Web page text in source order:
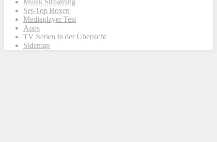
Musik Streaming
Set-Top Boxen
Mediaplayer Test
Apps
TV Serien in der Übersicht
Sidemap